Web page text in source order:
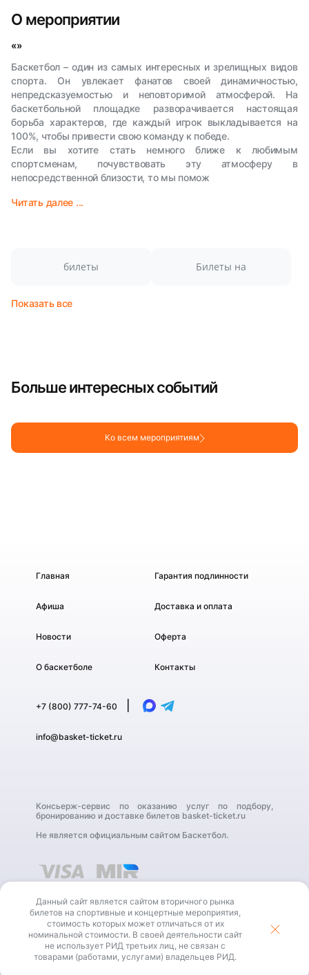
О мероприятии
«»
Баскетбол – один из самых интересных и зрелищных видов
спорта. Он увлекает фанатов своей динамичностью,
непредсказуемостью и неповторимой атмосферой. На
баскетбольной площадке разворачивается настоящая
борьба характеров, где каждый игрок выкладывается на
100%, чтобы привести свою команду к победе.
Если вы хотите стать немного ближе к любимым
спортсменам, почувствовать эту атмосферу в
непосредственной близости, то мы помож
Читать далее ...
билеты Билеты на
Показать все
Больше интересных событий
Ко всем мероприятиям
Главная
Афиша
Новости
О баскетболе
Гарантия подлинности
Доставка и оплата
Оферта
Контакты
+7 (800) 777-74-60
info@basket-ticket.ru
Консьерж-сервис по оказанию услуг по подбору,
бронированию и доставке билетов basket-ticket.ru
Не является официальным сайтом Баскетбол.
В своей деятельности сайт не использует РИД третьих
лиц, не связан с товарами (работами, услугами)
владельцев РИД.
Данный сайт является сайтом вторичного рынка
билетов на спортивные и концертные мероприятия,
стоимость которых может отличаться от их
номинальной стоимости. В своей деятельности сайт
не использует РИД третьих лиц, не связан с
товарами (работами, услугами) владельцев РИД.